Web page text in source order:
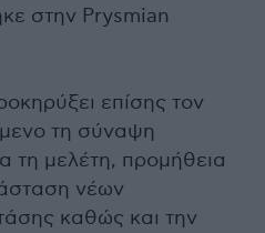
στην Prysmian
επίσης τον
τη σύναψη
τη μελέτη, προμήθεια
νέων
καθώς και την